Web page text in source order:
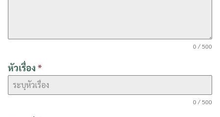
0 / 500
หัวเรื่อง *
0 / 500